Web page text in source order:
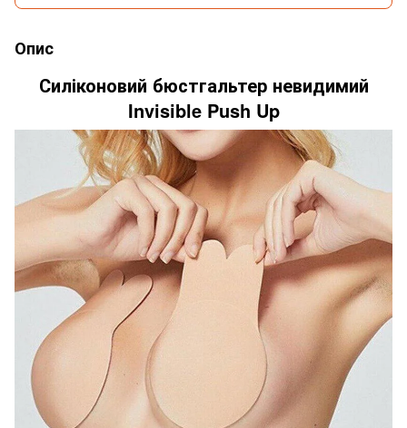
Опис
Силіконовий бюстгальтер невидимий
Invisible Push Up